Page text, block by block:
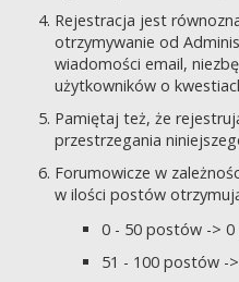
Rejestracja jest
otrzymywanie od
wiadomości email,
użytkowników o
Pamiętaj też, że
przestrzegania
Forumowicze w
w ilości postów
0 - 50 postów -> 0
51 - 100 postów -